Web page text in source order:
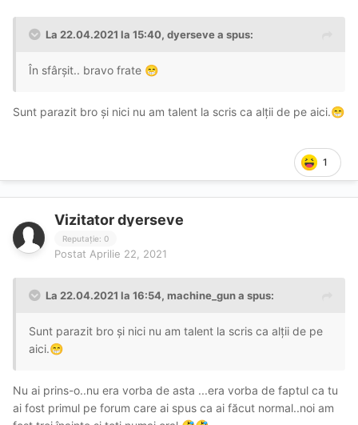
La 22.04.2021 la 15:40, dyersevea spus:
În sfârșit.. bravo frate 😁
Sunt parazit bro și nici nu am talent la scris ca alții de pe aici.😁
1
Vizitator dyerseve
Reputație: 0
Postat Aprilie 22, 2021
La 22.04.2021 la 16:54, machine_guna spus:
Sunt parazit bro și nici nu am talent la scris ca alții de pe
aici.😁
Nu ai prins-o..nu era vorba de asta ...era vorba de faptul ca tu
ai fost primul pe forum care ai spus ca ai făcut normal..noi am